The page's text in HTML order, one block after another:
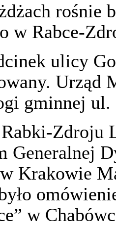
rośnie
w Rabce-
ulicy
Urząd
gminnej
Zdroju
Generalnej
Krakowie
w